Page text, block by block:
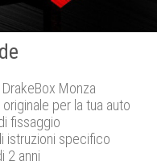
Monza
per la tua auto
fissaggio
istruzioni specifico
2 anni